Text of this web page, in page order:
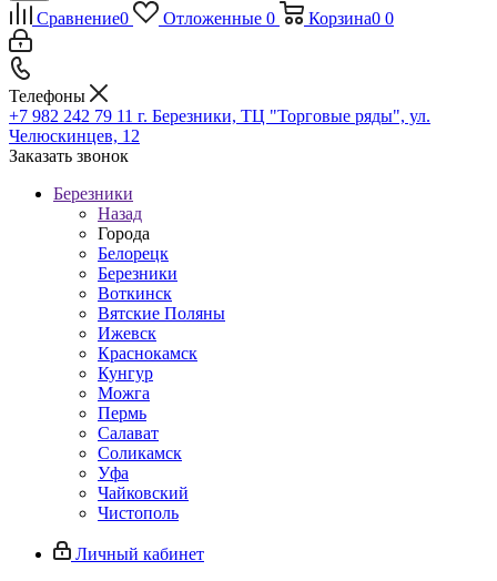
Сравнение0 Отложенные 0 Корзина0 0
Телефоны
+7 982 242 79 11 г. Березники, ТЦ "Торговые ряды", ул.
Челюскинцев, 12
Заказать звонок
Березники
Назад
Города
Белорецк
Березники
Воткинск
Вятские Поляны
Ижевск
Краснокамск
Кунгур
Можга
Пермь
Салават
Соликамск
Уфа
Чайковский
Чистополь
Личный кабинет